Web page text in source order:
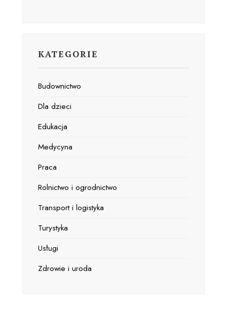
KATEGORIE
Budownictwo
Dla dzieci
Edukacja
Medycyna
Praca
Rolnictwo i ogrodnictwo
Transport i logistyka
Turystyka
Usługi
Zdrowie i uroda